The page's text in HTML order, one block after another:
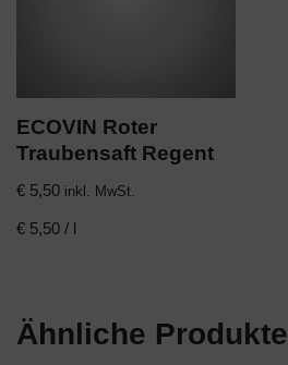
ECOVIN Roter
Traubensaft Regent
€ 5,50 inkl. MwSt.
€ 5,50 / l
Ähnliche Produkte